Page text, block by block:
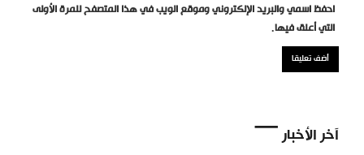
احفظ اسمي والبريد الإلكتروني وموقع الويب في هذا المتصفح للمرة الأولى
التي أعلق فيها.
آخر الأخبار